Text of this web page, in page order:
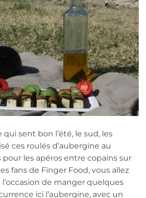
sent bon l’été, le sud, les
ces roulés d’aubergine au
les apéros entre copains sur
fans de Finger Food, vous allez
l’occasion de manger quelques
ici l’aubergine, avec un